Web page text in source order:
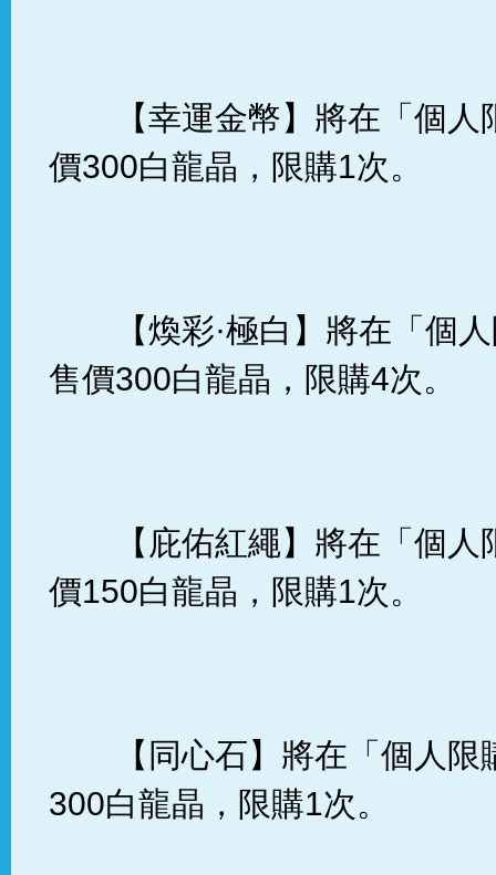
【幸運金幣】將在「個
價300白龍晶，限購1次。
【煥彩·極白】將在「個
售價300白龍晶，限購4次。
【庇佑紅繩】將在「個
價150白龍晶，限購1次。
【同心石】將在「個人
300白龍晶，限購1次。